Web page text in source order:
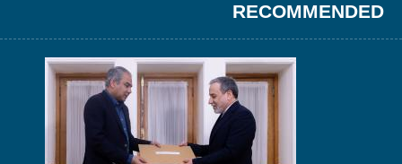
RECOMMENDED